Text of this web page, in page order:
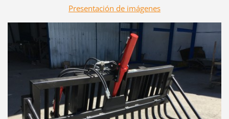
Presentación de imágenes